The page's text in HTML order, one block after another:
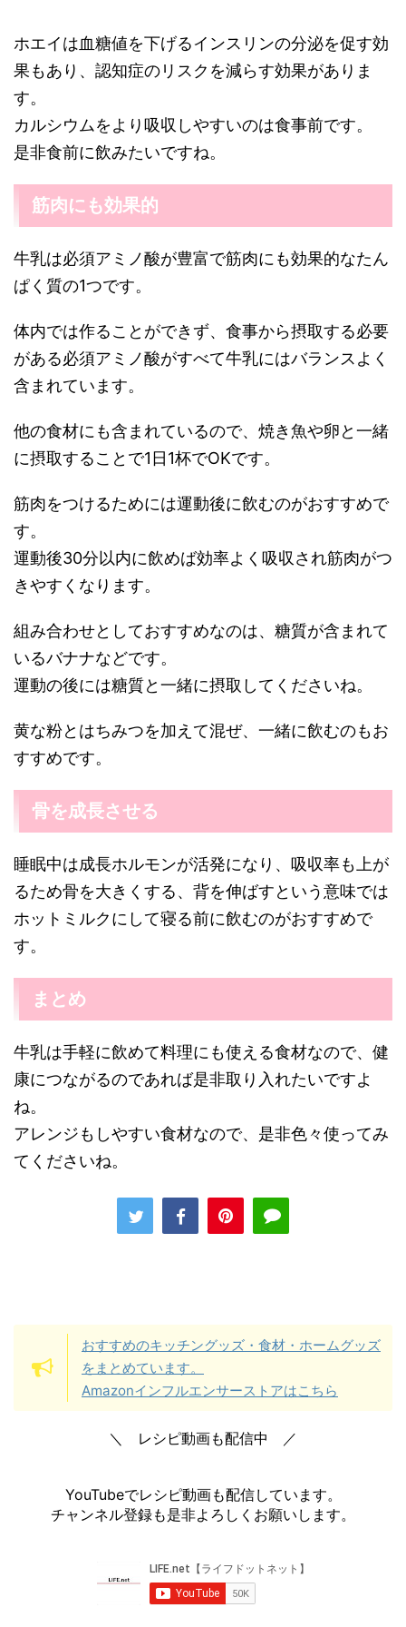
ホエイは血糖値を下げるインスリンの分泌を促す効
果もあり、認知症のリスクを減らす効果がありま
す。
カルシウムをより吸収しやすいのは食事前です。
是非食前に飲みたいですね。
筋肉にも効果的
牛乳は必須アミノ酸が豊富で筋肉にも効果的なたん
ぱく質の1つです。
体内では作ることができず、食事から摂取する必要
がある必須アミノ酸がすべて牛乳にはバランスよく
含まれています。
他の食材にも含まれているので、焼き魚や卵と一緒
に摂取することで1日1杯でOKです。
筋肉をつけるためには運動後に飲むのがおすすめで
す。
運動後30分以内に飲めば効率よく吸収され筋肉がつ
きやすくなります。
組み合わせとしておすすめなのは、糖質が含まれて
いるバナナなどです。
運動の後には糖質と一緒に摂取してくださいね。
黄な粉とはちみつを加えて混ぜ、一緒に飲むのもお
すすめです。
骨を成長させる
睡眠中は成長ホルモンが活発になり、吸収率も上が
るため骨を大きくする、背を伸ばすという意味では
ホットミルクにして寝る前に飲むのがおすすめで
す。
まとめ
牛乳は手軽に飲めて料理にも使える食材なので、健
康につながるのであれば是非取り入れたいですよ
ね。
アレンジもしやすい食材なので、是非色々使ってみ
てくださいね。
おすすめのキッチングッズ・食材・ホームグッズ
をまとめています。
Amazonインフルエンサーストアはこちら
＼ レシピ動画も配信中 ／
YouTubeでレシピ動画も配信しています。
チャンネル登録も是非よろしくお願いします。